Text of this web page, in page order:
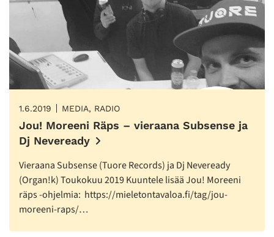
1.6.2019 MEDIA, RADIO
Jou! Moreeni Räps – vieraana Subsense ja
Dj Neveready
Vieraana Subsense (Tuore Records) ja Dj Neveready
(Organ!k) Toukokuu 2019 Kuuntele lisää Jou! Moreeni
räps -ohjelmia: https://mieletontavaloa.fi/tag/jou-
moreeni-raps/…